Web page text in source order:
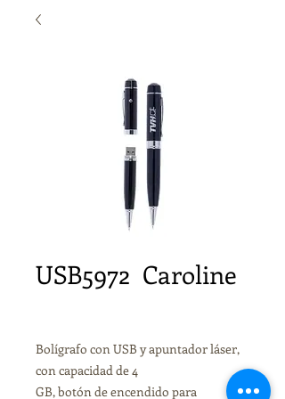
USB5972 Caroline
Bolígrafo con USB y apuntador láser,
con capacidad de 4
GB, botón de encendido para